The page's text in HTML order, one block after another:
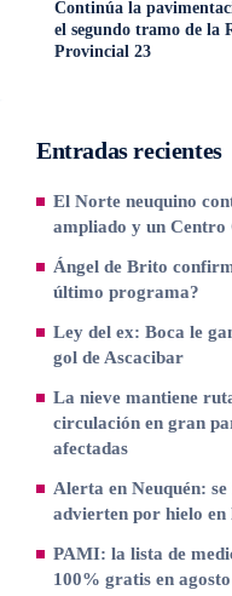
Continúa la
el segundo tramo de la
Provincial 23
Entradas recientes
El Norte neuquino
ampliado y un Centro
Ángel de Brito
último programa?
Ley del ex: Boca le
gol de Ascacibar
La nieve mantiene
circulación en gran
afectadas
Alerta en Neuquén:
advierten por hielo en
PAMI: la lista de
100% gratis en